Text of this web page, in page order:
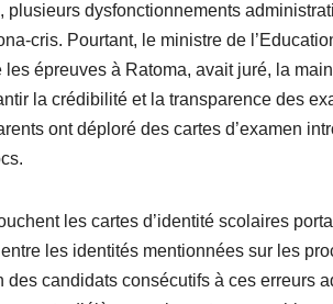
dysfonctionnements
cris. Pourtant, le ministre de
épreuves à Ratoma, avait juré, la
la crédibilité et la transparence des
ont déploré des cartes d’examen
les cartes d’identité scolaires
les identités mentionnées sur les
candidats consécutifs à ces erreurs